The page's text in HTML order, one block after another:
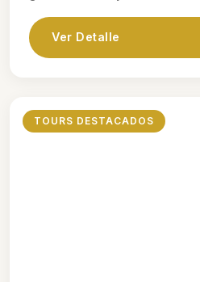
Ver Detalle
TOURS DESTACADOS